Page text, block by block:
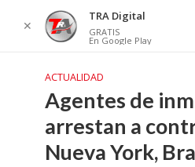
ACTUALIDAD
Agentes de
arrestan a
Nueva York,
✕
TRA Digital
GRATIS
En Google Play